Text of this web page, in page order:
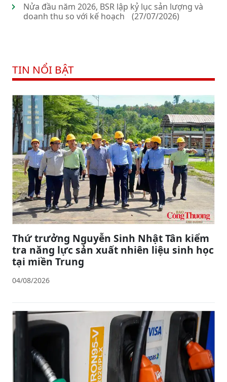
Nửa đầu năm 2026, BSR lập kỷ lục sản lượng và
doanh thu so với kế hoạch
(27/07/2026)
TIN NỔI BẬT
Thứ trưởng Nguyễn Sinh Nhật Tân kiểm
tra năng lực sản xuất nhiên liệu sinh học
tại miền Trung
04/08/2026